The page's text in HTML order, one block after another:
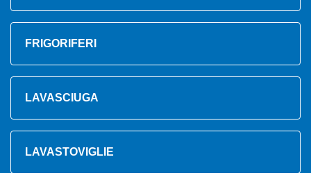
FRIGORIFERI
LAVASCIUGA
LAVASTOVIGLIE